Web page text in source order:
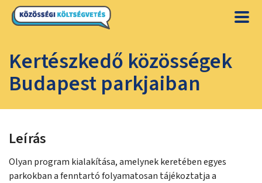
Kertészkedő közösségek
Budapest parkjaiban
Leírás
Olyan program kialakítása, amelynek keretében egyes
parkokban a fenntartó folyamatosan tájékoztatja a